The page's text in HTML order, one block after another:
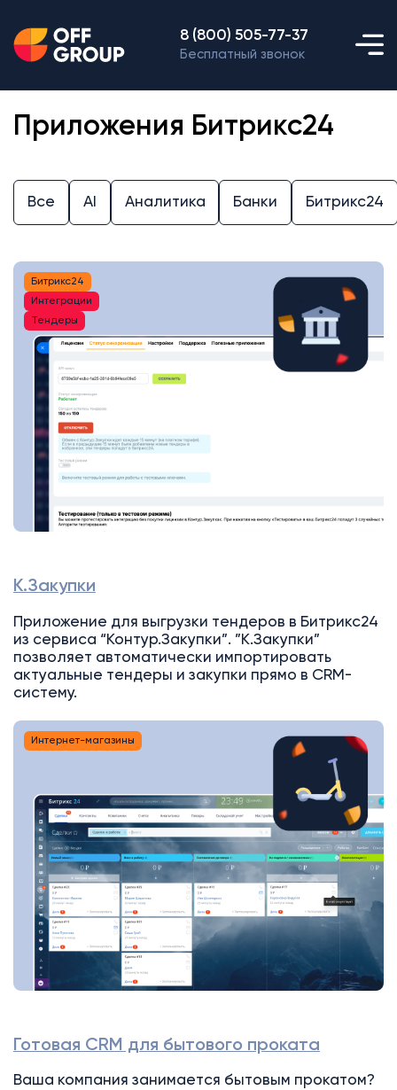
8 (800) 505-77-37
Бесплатный звонок
Приложения Битрикс24
Все AI Аналитика Банки Битрикс24
Битрикс24
Интеграции
Тендеры
К.Закупки
Приложение для выгрузки тендеров в Битрикс24
из сервиса “Контур.Закупки”. ”К.Закупки”
позволяет автоматически импортировать
актуальные тендеры и закупки прямо в CRM-
систему.
Интернет-магазины
Готовая CRM для бытового проката
Ваша компания занимается бытовым прокатом?